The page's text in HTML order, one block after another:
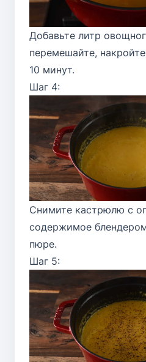
Добавьте литр
перемешайте,
10 минут.
Шаг 4:
Снимите кастрюлю с
содержимое
пюре.
Шаг 5: